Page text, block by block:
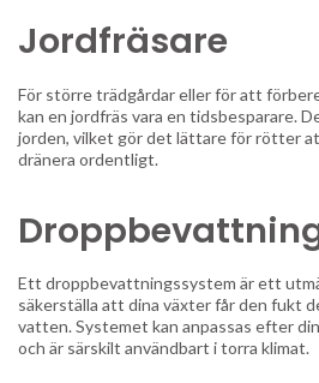
Jordfräsare
För större trädgårdar eller för att
kan en jordfräs vara en tidsbesparare.
jorden, vilket gör det lättare för rötter
dränera ordentligt.
Ett droppbevattningssystem är ett
säkerställa att dina växter får den fukt
vatten. Systemet kan anpassas efter
och är särskilt användbart i torra klimat.